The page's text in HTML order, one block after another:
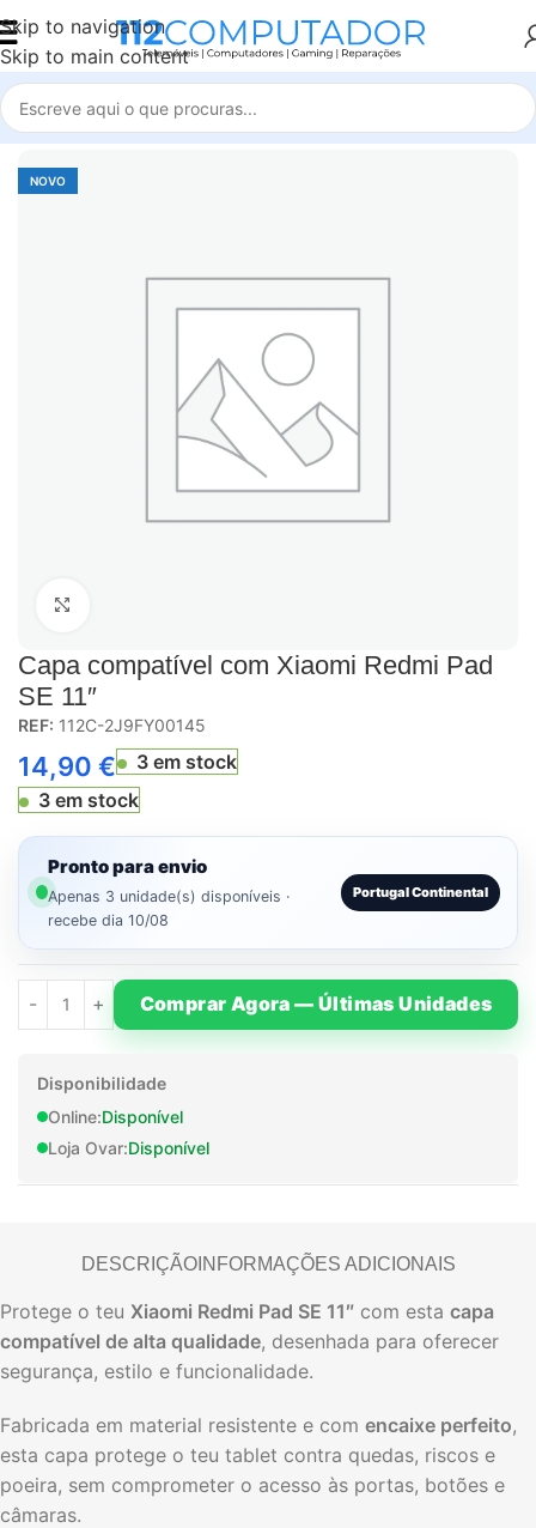
Skip to navigation
Skip to main content
Início Accessories
NOVO
Capa compatível com Xiaomi Redmi Pad
SE 11″
REF: 112C-2J9FY00145
14,90 €
3 em stock
3 em stock
Pronto para envio
Apenas 3 unidade(s) disponíveis ·
recebe dia 10/08
Portugal Continental
Comprar Agora — Últimas Unidades
Disponibilidade
Online:Disponível
Loja Ovar:Disponível
DESCRIÇÃOINFORMAÇÕES ADICIONAIS
Protege o teu Xiaomi Redmi Pad SE 11″ com esta capa
compatível de alta qualidade, desenhada para oferecer
segurança, estilo e funcionalidade.
Fabricada em material resistente e com encaixe perfeito,
esta capa protege o teu tablet contra quedas, riscos e
poeira, sem comprometer o acesso às portas, botões e
câmaras.